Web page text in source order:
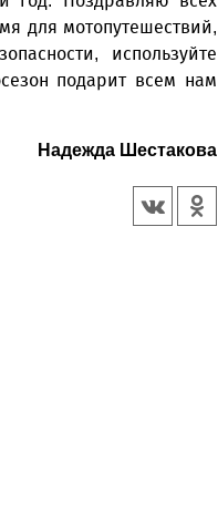
для мотопутешествий,
используйте
подарит всем нам
Надежда Шестакова